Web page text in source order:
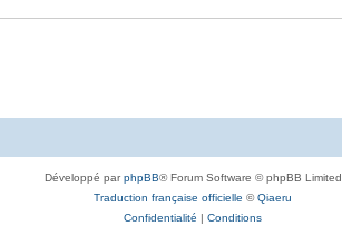
Développé parphpBB® Forum Software © phpBB Limited
Traduction française officielle ©Qiaeru
Confidentialité | Conditions